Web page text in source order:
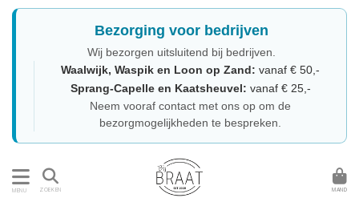
Bezorging voor bedrijven
Wij bezorgen uitsluitend bij bedrijven.
Waalwijk, Waspik en Loon op Zand: vanaf € 50,-
Sprang-Capelle en Kaatsheuvel: vanaf € 25,-
Neem vooraf contact met ons op om de
bezorgmogelijkheden te bespreken.
MENU ZOEKEN MAND